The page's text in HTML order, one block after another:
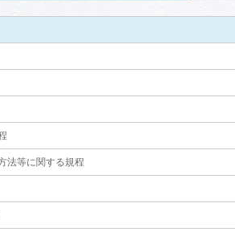
法等に関する規程